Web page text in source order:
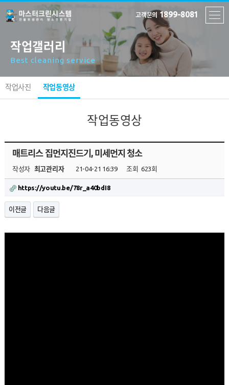
고객문의 1899-8081
작업갤러리
Best cleaning service
작업사진 작업동영상
작업동영상
매트리스 집먼지진드기, 미세먼지 청소
작성자 최고관리자 21-04-21 16:39 조회 623회
https://youtu.be/78r_a40bdI8
이전글 다음글